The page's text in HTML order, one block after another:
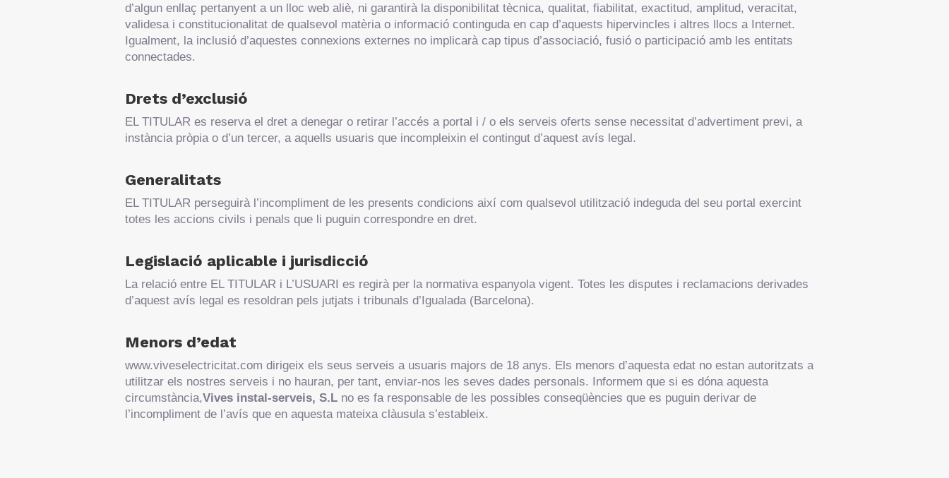
d’algun enllaç pertanyent a un lloc web aliè, ni garantirà la disponibilitat tècnica, qualitat, fiabilitat, exactitud, amplitud, veracitat,
validesa i constitucionalitat de qualsevol matèria o informació continguda en cap d’aquests hipervincles i altres llocs a Internet.
Igualment, la inclusió d’aquestes connexions externes no implicarà cap tipus d’associació, fusió o participació amb les entitats
connectades.
Drets d’exclusió
EL TITULAR es reserva el dret a denegar o retirar l’accés a portal i / o els serveis oferts sense necessitat d’advertiment previ, a
instància pròpia o d’un tercer, a aquells usuaris que incompleixin el contingut d’aquest avís legal.
Generalitats
EL TITULAR perseguirà l’incompliment de les presents condicions així com qualsevol utilització indeguda del seu portal exercint
totes les accions civils i penals que li puguin correspondre en dret.
Legislació aplicable i jurisdicció
La relació entre EL TITULAR i L’USUARI es regirà per la normativa espanyola vigent. Totes les disputes i reclamacions derivades
d’aquest avís legal es resoldran pels jutjats i tribunals d’Igualada (Barcelona).
Menors d’edat
www.viveselectricitat.com dirigeix ​​els seus serveis a usuaris majors de 18 anys. Els menors d’aquesta edat no estan autoritzats a
utilitzar els nostres serveis i no hauran, per tant, enviar-nos les seves dades personals. Informem que si es dóna aquesta
circumstància,Vives instal-serveis, S.Lno es fa responsable de les possibles conseqüències que es puguin derivar de
l’incompliment de l’avís que en aquesta mateixa clàusula s’estableix.